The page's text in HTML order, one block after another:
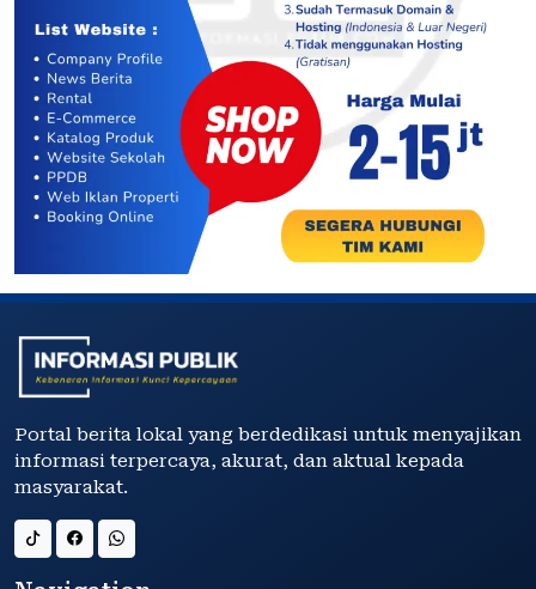
Portal berita lokal yang berdedikasi untuk menyajikan
informasi terpercaya, akurat, dan aktual kepada
masyarakat.